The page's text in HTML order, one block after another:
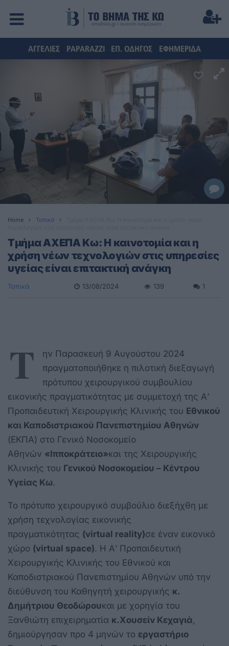
ΑΓΓΕΛΙΕΣ PAPARAZZI ΕΠ. ΟΔΗΓΟΣ ΕΦΗΜΕΡΙΔΑ
Home Τοπικά
Τμήμα ΑΧΕΠΑ Κω: Η καινοτομία και η
χρήση νέων τεχνολογιών στις υπηρεσίες
υγείας είναι επιτακτική ανάγκη
Τοπικά 13/08/2024 139 1
Τ
ην Παρασκευή 9 Αυγούστου 2024
πραγματοποιήθηκε η πιλοτική διεξαγωγή
πρότυπου χειρουργικού συμβουλίου
εικονικής πραγματικότητας με συμμετοχή της Α’
Προπαιδευτική Χειρουργικής Κλινικής του Εθνικού
και Καποδιστριακού Πανεπιστημίου Αθηνών
(ΕΚΠΑ) στο Γενικό Νοσοκομείο
Αθηνών «Ιπποκράτειο»και της Χειρουργικής
Κλινικής του Γενικού Νοσοκομείου – Κέντρου
Υγείας Κω.
Το πρότυπο χειρουργικό συμβούλιο διεξήχθη με
χρήση τεχνολογίας εικονικής
πραγματικότητας (virtual reality)σε έναν εικονικό
χώρο (virtual space). Η Α’ Προπαιδευτική
Χειρουργικής Κλινικής του Εθνικού και
Καποδιστριακού Πανεπιστημίου Αθηνών υπό την
διεύθυνση του Καθηγητή χειρουργικής κ.
Δημήτριου Θεοδώρουκαι με χορηγία του
Ξανθιώτη επιχειρηματία κ.Χουσείν Κεχαγιά
δημιούργησαν προ 4 μηνών το εργαστήριο